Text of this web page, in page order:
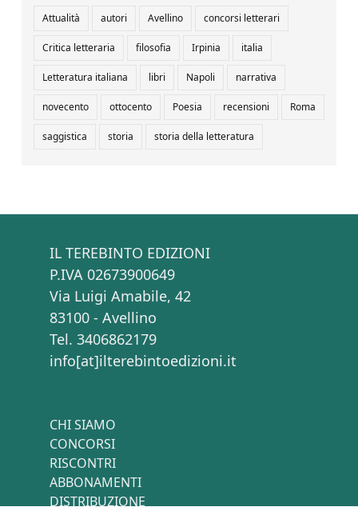
Attualità autori Avellino concorsi letterari
Critica letteraria filosofia Irpinia italia
Letteratura italiana libri Napoli narrativa
novecento ottocento Poesia recensioni Roma
saggistica storia storia della letteratura
IL TEREBINTO EDIZIONI
P.IVA 02673900649
Via Luigi Amabile, 42
83100 - Avellino
Tel. 3406862179
info[at]ilterebintoedizioni.it
CHI SIAMO
CONCORSI
RISCONTRI
ABBONAMENTI
DISTRIBUZIONE